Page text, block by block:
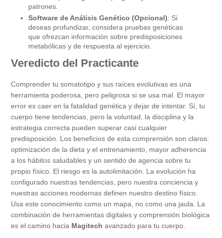
patrones.
Software de Análisis Genético (Opcional): Si
deseas profundizar, considera pruebas genéticas
que ofrezcan información sobre predisposiciones
metabólicas y de respuesta al ejercicio.
Veredicto del Practicante
Comprender tu somatotipo y sus raíces evolutivas es una
herramienta poderosa, pero peligrosa si se usa mal. El mayor
error es caer en la fatalidad genética y dejar de intentar. Sí, tu
cuerpo tiene tendencias, pero la voluntad, la disciplina y la
estrategia correcta pueden superar casi cualquier
predisposición. Los beneficios de esta comprensión son claros:
optimización de la dieta y el entrenamiento, mayor adherencia
a los hábitos saludables y un sentido de agencia sobre tu
propio físico. El riesgo es la autolimitación. La evolución ha
configurado nuestras tendencias, pero nuestra conciencia y
nuestras acciones modernas definen nuestro destino físico.
Usa este conocimiento como un mapa, no como una jaula. La
combinación de herramientas digitales y comprensión biológica
es el camino hacia Magitech avanzado para tu cuerpo.